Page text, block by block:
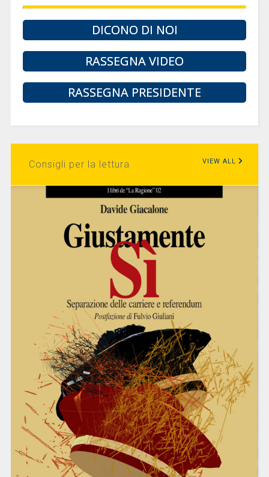
DICONO DI NOI
RASSEGNA VIDEO
RASSEGNA PRESIDENTE
Consigli per la lettura VIEW ALL